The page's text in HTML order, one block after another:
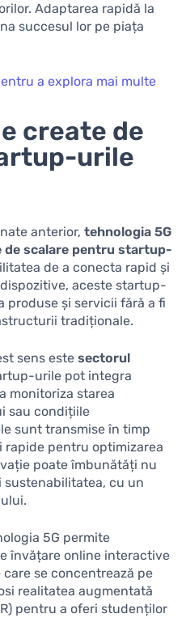
Adaptarea rapidă la
succesul lor pe piața
a explora mai multe
create de
urile
anterior, tehnologia 5G
scalare pentru startup-
de a conecta rapid și
aceste startup-
produse și servicii fără a fi
tradiționale.
sens este sectorul
urile pot integra
monitoriza starea
sau condițiile
sunt transmise în timp
pentru optimizarea
poate îmbunătăți nu
sustenabilitatea, cu un
5G permite
învățare online interactive
se concentrează pe
realitatea augmentată
pentru a oferi studenților